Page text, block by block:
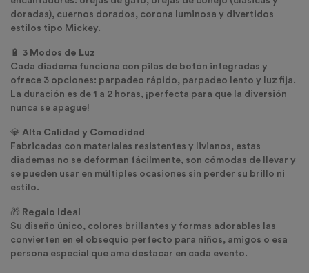
doradas), cuernos dorados, corona luminosa y divertidos
estilos tipo Mickey.
🔋 3 Modos de Luz
Cada diadema funciona con pilas de botón integradas y
ofrece 3 opciones: parpadeo rápido, parpadeo lento y luz fija.
La duración es de 1 a 2 horas, ¡perfecta para que la diversión
nunca se apague!
💎 Alta Calidad y Comodidad
Fabricadas con materiales resistentes y livianos, estas
diademas no se deforman fácilmente, son cómodas de llevar y
se pueden usar en múltiples ocasiones sin perder su brillo ni
estilo.
🎁 Regalo Ideal
Su diseño único, colores brillantes y formas adorables las
convierten en el obsequio perfecto para niños, amigos o esa
persona especial que ama destacar en cada evento.